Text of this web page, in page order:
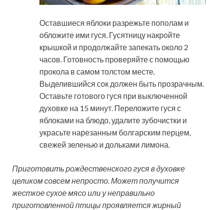
Оставшиеся яблоки разрежьте пополам и
обложите ими гуся. Гусятницу накройте
крышкой и продолжайте запекать около 2
часов. Готовность проверяйте с помощью
прокола в самом толстом месте.
Выделившийся сок должен быть прозрачным.
Оставьте готового гуся при выключенной
духовке на 15 минут. Переложите гуся с
яблоками на блюдо, удалите зубочистки и
украсьте нарезанным болгарским перцем,
свежей зеленью и дольками лимона.
Приготовить рождественского гуся в духовке
целиком совсем непросто. Может получится
жесткое сухое мясо или у неправильно
приготовленной птицы проявляется жирный